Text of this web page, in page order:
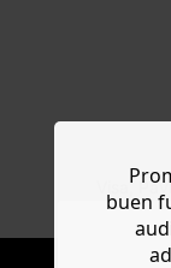
Visa,
buen